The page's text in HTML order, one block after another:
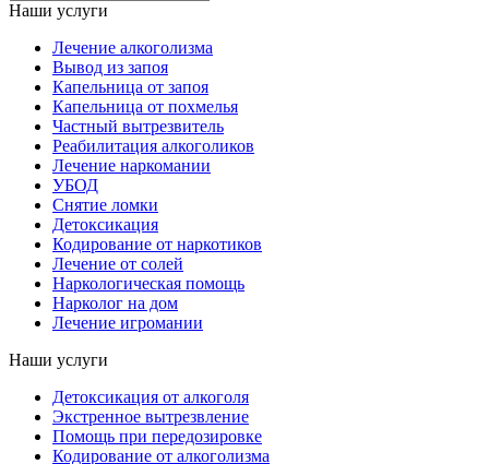
Наши услуги
Лечение алкоголизма
Вывод из запоя
Капельница от запоя
Капельница от похмелья
Частный вытрезвитель
Реабилитация алкоголиков
Лечение наркомании
УБОД
Снятие ломки
Детоксикация
Кодирование от наркотиков
Лечение от солей
Наркологическая помощь
Нарколог на дом
Лечение игромании
Наши услуги
Детоксикация от алкоголя
Экстренное вытрезвление
Помощь при передозировке
Кодирование от алкоголизма